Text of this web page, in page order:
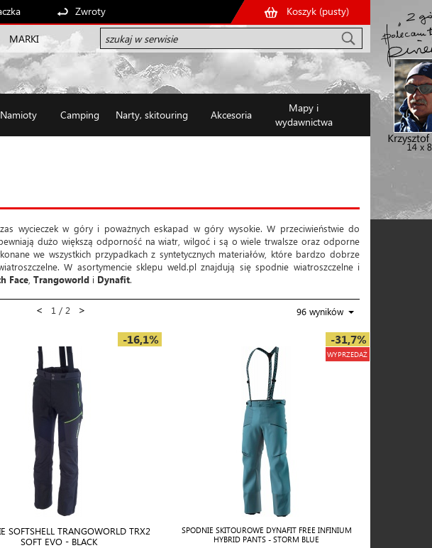
Zwroty Koszyk (pusty)
MARKI
Namioty Camping Narty, skitouring Akcesoria
Mapy i
wydawnictwa
wycieczek w góry i poważnych eskapad w góry wysokie. W przeciwieństwie do
dużo większą odporność na wiatr, wilgoć i są o wiele trwalsze oraz odporne
we wszystkich przypadkach z syntetycznych materiałów, które bardzo dobrze
W asortymencie sklepu weld.pl znajdują się spodnie wiatroszczelne i
Face, Trangoworldi Dynafit.
< 1 / 2 > 96 wyników
-16,1%
SOFTSHELL TRANGOWORLD TRX2
SOFT EVO - BLACK
-31,7%
WYPRZEDAŻ
SPODNIE SKITOUROWE DYNAFIT FREE INFINIUM
HYBRID PANTS - STORM BLUE